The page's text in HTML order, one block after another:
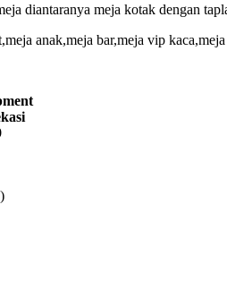
diantaranya meja kotak dengan
anak,meja bar,meja vip